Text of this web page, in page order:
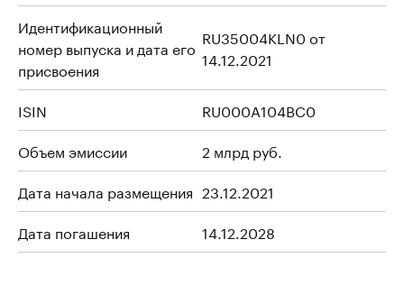
Идентификационный
номер выпуска и дата его
присвоения
RU35004KLN0 от
14.12.2021
ISIN
RU000A104BC0
Объем эмиссии
2 млрд руб.
Дата начала размещения 23.12.2021
Дата погашения
14.12.2028